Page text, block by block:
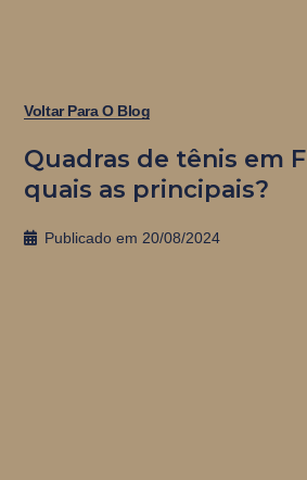
Voltar Para O Blog
Quadras de tênis em
quais as principais?
Publicado em 20/08/2024